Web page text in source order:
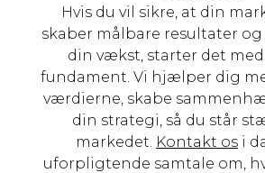
Hvis du vil sikre, at din
skaber målbare resultater
din vækst, starter det
fundament. Vi hjælper dig
værdierne, skabe
din strategi, så du står
markedet. Kontakt os i
uforpligtende samtale om,